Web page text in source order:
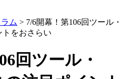
ム > 7/6開幕！第106回ツール・
トをおさらい
回ツール・